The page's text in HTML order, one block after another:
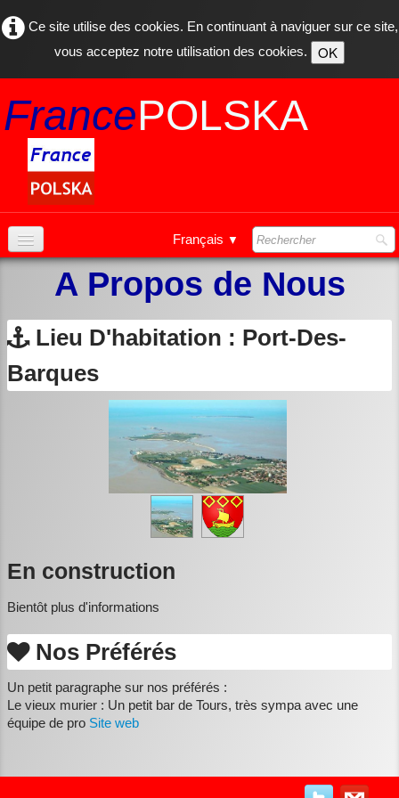
Ce site utilise des cookies. En continuant à naviguer sur ce site,
vous acceptez notre utilisation des cookies.
OK
FrancePOLSKA
Français ▼
Stéphane
Nous
A Propos de Nous
Lieu D'habitation : Port-Des-
Barques
En construction
Bientôt plus d'informations
Nos Préférés
Un petit paragraphe sur nos préférés :
Le vieux murier : Un petit bar de Tours, très sympa avec une
équipe de pro Site web